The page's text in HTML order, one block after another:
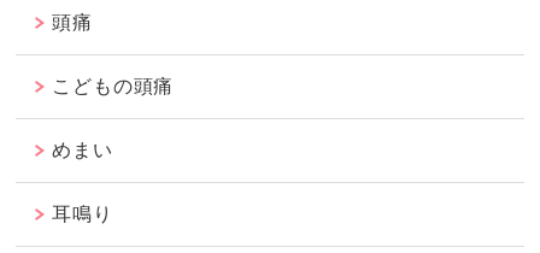
頭痛
こどもの頭痛
めまい
耳鳴り